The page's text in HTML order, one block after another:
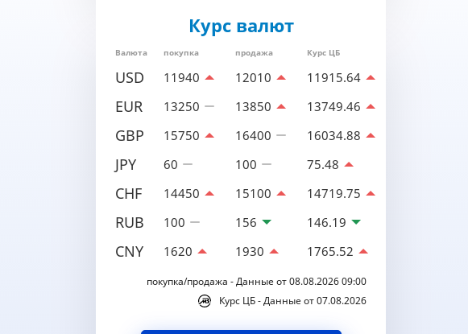
Курс валют
Валюта покупка продажа Курс ЦБ
USD 11940 12010 11915.64
EUR 13250 13850 13749.46
GBP 15750 16400 16034.88
JPY 60 100 75.48
CHF 14450 15100 14719.75
RUB 100 156 146.19
CNY 1620 1930 1765.52
покупка/продажа - Данные от 08.08.2026 09:00
Курс ЦБ - Данные от 07.08.2026